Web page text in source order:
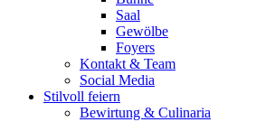
Saal
Gewölbe
Foyers
Kontakt & Team
Social Media
Stilvoll feiern
Bewirtung & Culinaria